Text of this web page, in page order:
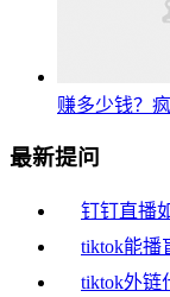
赚多少钱？
最新提问
钉钉直播
tiktok能播
tiktok外链